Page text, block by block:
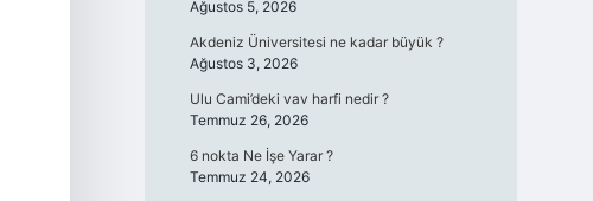
Ağustos 5, 2026
Akdeniz Üniversitesi ne kadar büyük ?
Ağustos 3, 2026
Ulu Cami’deki vav harfi nedir ?
Temmuz 26, 2026
6 nokta Ne İşe Yarar ?
Temmuz 24, 2026